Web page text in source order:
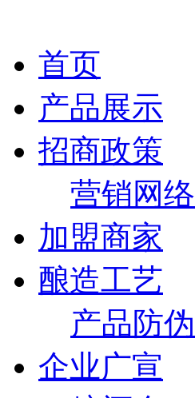
首页
产品展示
招商政策
营销网络
加盟商家
酿造工艺
产品防伪
企业广宣